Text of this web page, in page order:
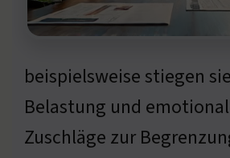
beispielsweise stiegen
Belastung und
Zuschläge zur